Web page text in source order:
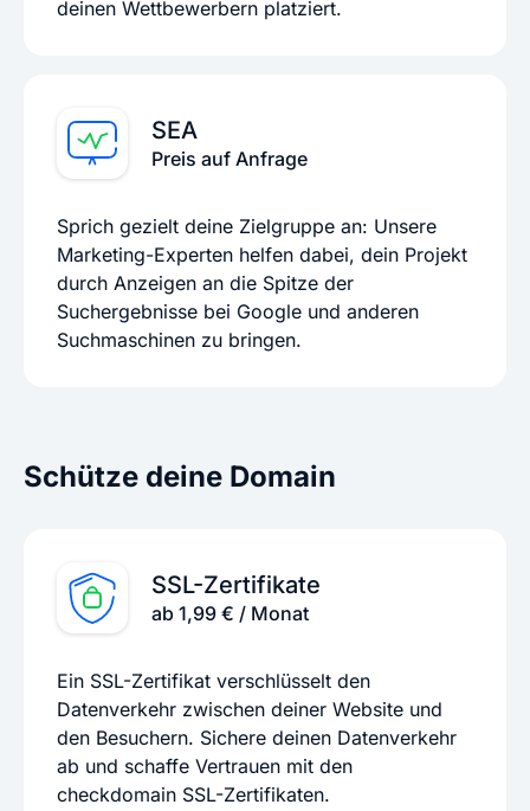
deinen Wettbewerbern platziert.
SEA
Preis auf Anfrage
Sprich gezielt deine Zielgruppe an: Unsere
Marketing-Experten helfen dabei, dein Projekt
durch Anzeigen an die Spitze der
Suchergebnisse bei Google und anderen
Suchmaschinen zu bringen.
Schütze deine Domain
SSL-Zertifikate
ab 1,99 € / Monat
Ein SSL-Zertifikat verschlüsselt den
Datenverkehr zwischen deiner Website und
den Besuchern. Sichere deinen Datenverkehr
ab und schaffe Vertrauen mit den
checkdomain SSL-Zertifikaten.